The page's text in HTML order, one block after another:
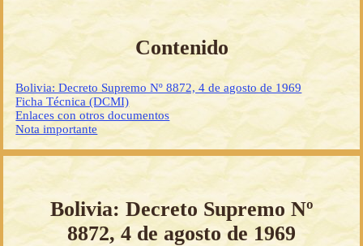
Contenido
Bolivia: Decreto Supremo Nº 8872, 4 de agosto de 1969
Ficha Técnica (DCMI)
Enlaces con otros documentos
Nota importante
Bolivia: Decreto Supremo Nº
8872, 4 de agosto de 1969